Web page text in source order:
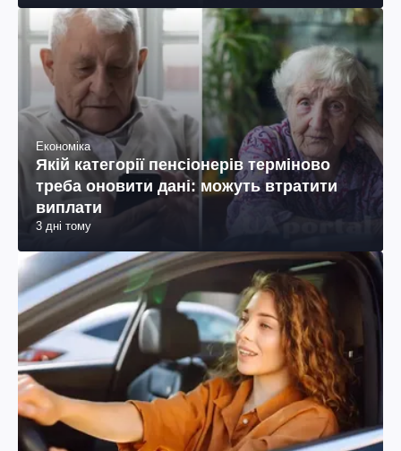
Економіка
Якій категорії пенсіонерів терміново
треба оновити дані: можуть втратити
виплати
3 дні тому